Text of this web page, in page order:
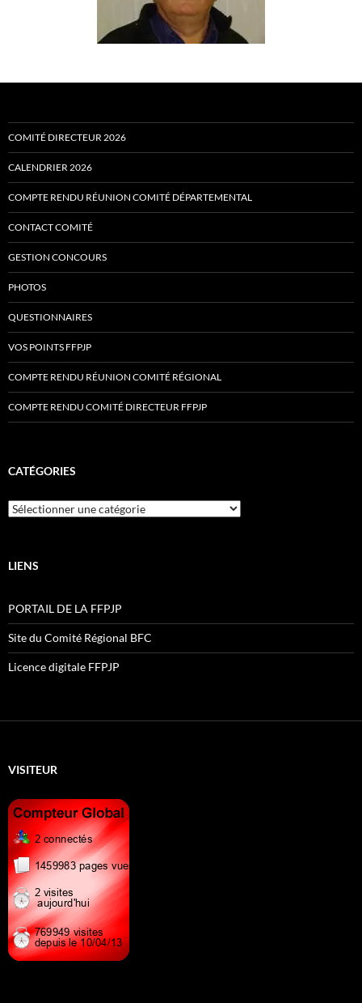
COMITÉ DIRECTEUR 2026
CALENDRIER 2026
COMPTE RENDU RÉUNION COMITÉ DÉPARTEMENTAL
CONTACT COMITÉ
GESTION CONCOURS
PHOTOS
QUESTIONNAIRES
VOS POINTS FFPJP
COMPTE RENDU RÉUNION COMITÉ RÉGIONAL
COMPTE RENDU COMITÉ DIRECTEUR FFPJP
CATÉGORIES
Catégories
LIENS
PORTAIL DE LA FFPJP
Site du Comité Régional BFC
Licence digitale FFPJP
VISITEUR